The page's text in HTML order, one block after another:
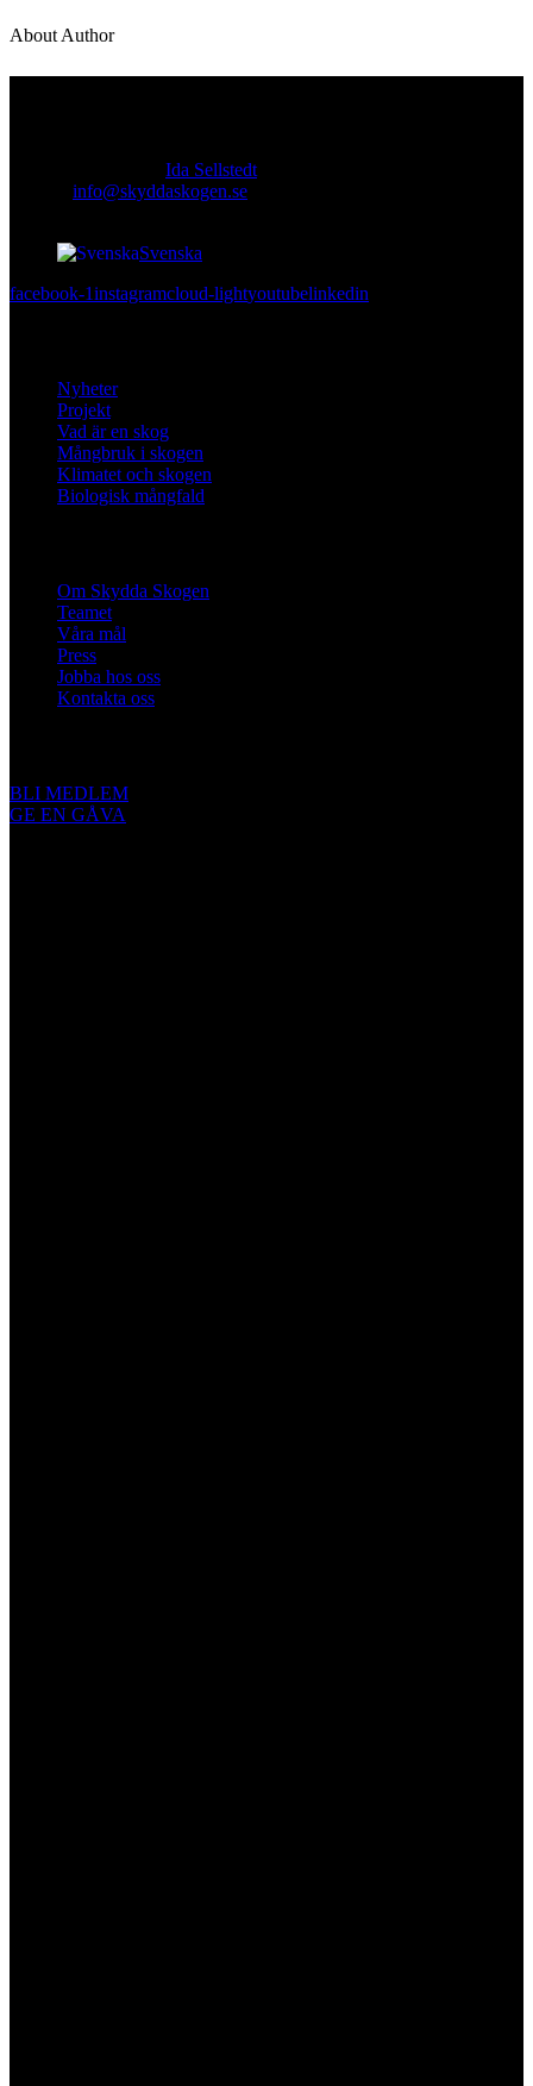
About Author
Ida Sellstedt
info@skyddaskogen.se
Svenska
facebook-1instagramcloud-lightyoutubelinkedin
Nyheter
Projekt
Vad är en skog
Mångbruk i skogen
Klimatet och skogen
Biologisk mångfald
Om Skydda Skogen
Teamet
Våra mål
Press
Jobba hos oss
Kontakta oss
BLI MEDLEM
GE EN GÅVA